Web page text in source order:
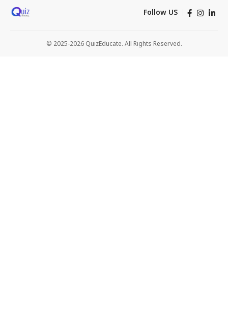
Follow US
© 2025-2026 QuizEducate. All Rights Reserved.